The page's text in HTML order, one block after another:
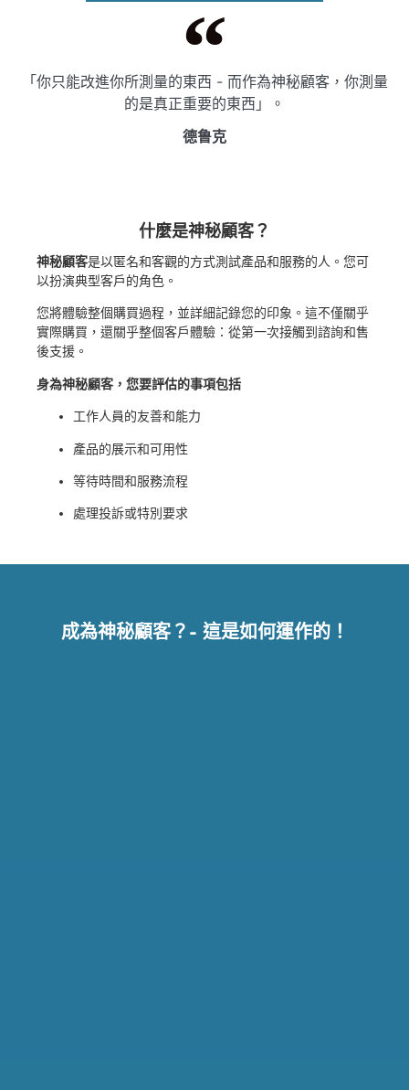
「你只能改進你所測量的東西 - 而作為神秘顧客，你測量
的是真正重要的東西」。
德鲁克
什麼是神秘顧客？
神秘顧客是以匿名和客觀的方式測試產品和服務的人。您可
以扮演典型客戶的角色。
您將體驗整個購買過程，並詳細記錄您的印象。這不僅關乎
實際購買，還關乎整個客戶體驗：從第一次接觸到諮詢和售
後支援。
身為神秘顧客，您要評估的事項包括
工作人員的友善和能力
產品的展示和可用性
等待時間和服務流程
處理投訴或特別要求
成為神秘顧客？- 這是如何運作的！